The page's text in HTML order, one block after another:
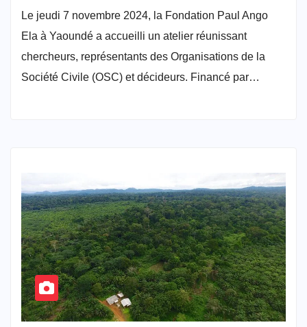
Le jeudi 7 novembre 2024, la Fondation Paul Ango
Ela à Yaoundé a accueilli un atelier réunissant
chercheurs, représentants des Organisations de la
Société Civile (OSC) et décideurs. Financé par…